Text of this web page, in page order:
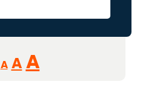
A
Reducir
tamaño
A Restablecer
AAumentar